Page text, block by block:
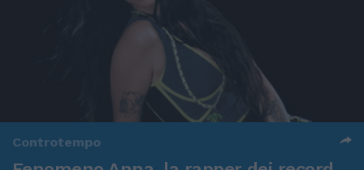
Controtempo